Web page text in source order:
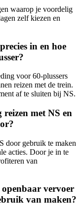
waarop je voordelig
zelf kiezen en
in en hoe
voor 60-plussers
reizen met de trein.
af te sluiten bij NS.
met NS en
door gebruik te maken
acties. Door je in te
van
vervoer
van maken?